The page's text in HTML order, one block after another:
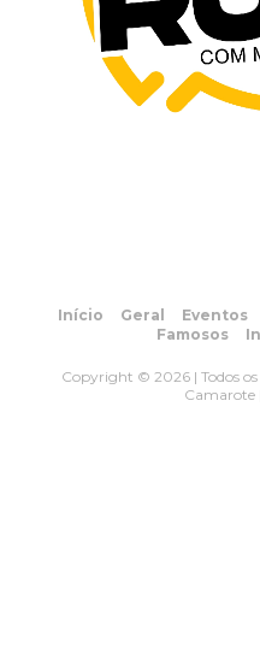
Início Geral Eventos
Famosos
Copyright © 2026 | Todos
Camarote